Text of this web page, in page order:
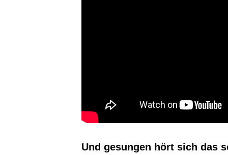
Und gesungen hört sich das